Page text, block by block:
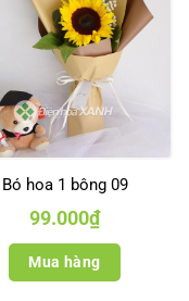
Bó hoa 1 bông 09
99.000₫
Mua hàng